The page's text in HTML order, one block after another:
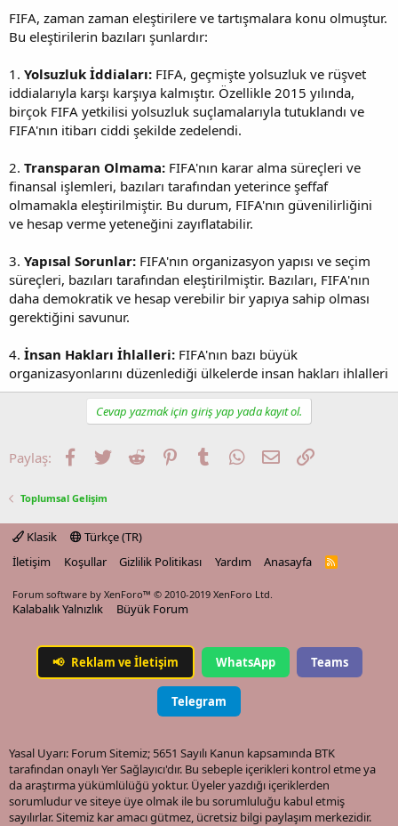
FIFA, zaman zaman eleştirilere ve tartışmalara konu olmuştur.
Bu eleştirilerin bazıları şunlardır:
1. Yolsuzluk İddiaları: FIFA, geçmişte yolsuzluk ve rüşvet
iddialarıyla karşı karşıya kalmıştır. Özellikle 2015 yılında,
birçok FIFA yetkilisi yolsuzluk suçlamalarıyla tutuklandı ve
FIFA'nın itibarı ciddi şekilde zedelendi.
2. Transparan Olmama: FIFA'nın karar alma süreçleri ve
finansal işlemleri, bazıları tarafından yeterince şeffaf
olmamakla eleştirilmiştir. Bu durum, FIFA'nın güvenilirliğini
ve hesap verme yeteneğini zayıflatabilir.
3. Yapısal Sorunlar: FIFA'nın organizasyon yapısı ve seçim
süreçleri, bazıları tarafından eleştirilmiştir. Bazıları, FIFA'nın
daha demokratik ve hesap verebilir bir yapıya sahip olması
gerektiğini savunur.
4. İnsan Hakları İhlalleri: FIFA'nın bazı büyük
organizasyonlarını düzenlediği ülkelerde insan hakları ihlalleri
Cevap yazmak için giriş yap yada kayıt ol.
Paylaş: Facebook
TwitterReddit PinterestTumblrWhatsApp
E-postaLink
Toplumsal Gelişim
Klasik
Türkçe (TR)
İletişim
Koşullar Gizlilik Politikası Yardım Anasayfa
R
Forum software by XenForo™ © 2010-2019 XenForo Ltd.
Kalabalık Yalnızlık Büyük Forum
📢 Reklam ve İletişim WhatsApp Teams
Telegram
Yasal Uyarı: Forum Sitemiz; 5651 Sayılı Kanun kapsamında BTK
tarafından onaylı Yer Sağlayıcı'dır. Bu sebeple içerikleri kontrol etme ya
da araştırma yükümlülüğü yoktur. Üyeler yazdığı içeriklerden
sorumludur ve siteye üye olmak ile bu sorumluluğu kabul etmiş
sayılırlar. Sitemiz kar amacı gütmez, ücretsiz bilgi paylaşım merkezidir.